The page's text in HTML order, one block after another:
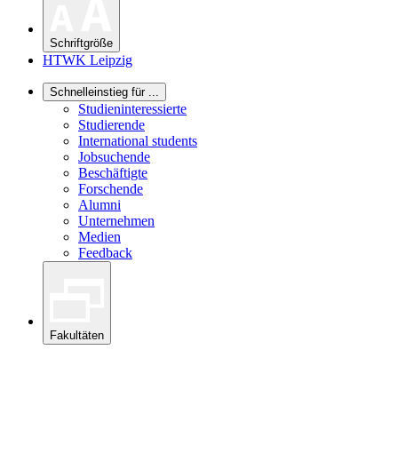
Schriftgröße
HTWK Leipzig
Schnelleinstieg für ...
Studieninteressierte
Studierende
International students
Jobsuchende
Beschäftigte
Forschende
Alumni
Unternehmen
Medien
Feedback
Fakultäten